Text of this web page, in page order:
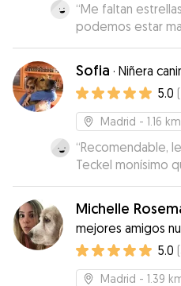
transmite
repetido. De
“Me faltan estrellas para
podemos estar
ha pasado el día
desde el
le encantan los
fotos y nos ha
informarnos. Bali
Hasta ha dormido
casa! Sin duda
siguiente ocasión!”
Sofia · Niñera
5.0 (
Madrid - 1.16 km
“Recomendable,
Teckel monísimo
Michelle
mejores amigos
de cuatro patas5.0 (
Madrid - 1.39